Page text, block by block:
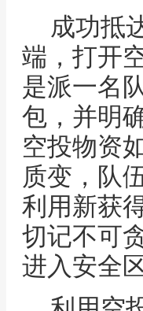
成功抵
端，打开
是派一名
包，并明
空投物资
质变，队
利用新获
切记不可
进入安全